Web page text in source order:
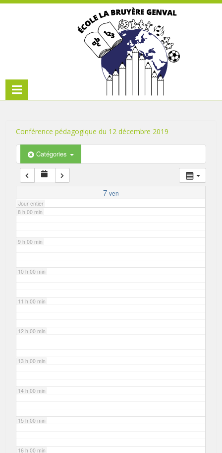
Conférence pédagogique du 12 décembre 2019
Catégories
7 ven
Jour entier
1 h 00 min
4 h 00 min
6 h 00 min
7 h 00 min
8 h 00 min
9 h 00 min
10 h 00 min
11 h 00 min
12 h 00 min
13 h 00 min
14 h 00 min
15 h 00 min
16 h 00 min